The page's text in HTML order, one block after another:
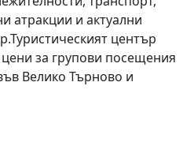
атракции и актуални
център
за групови посещения
Велико Търново и